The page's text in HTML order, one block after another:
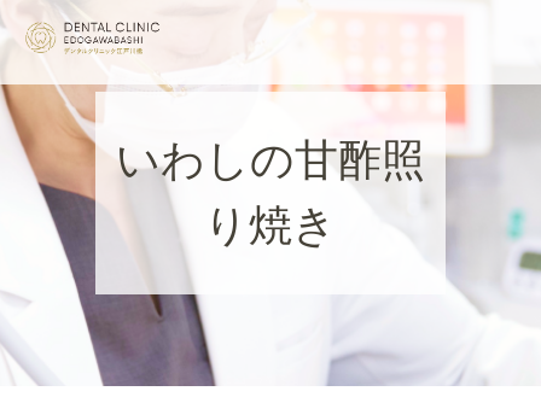
いわしの甘酢照
り焼き